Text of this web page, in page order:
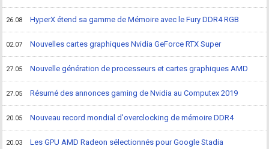
26.08 HyperX étend sa gamme de Mémoire avec le Fury DDR4 RGB
02.07 Nouvelles cartes graphiques Nvidia GeForce RTX Super
27.05 Nouvelle génération de processeurs et cartes graphiques AMD
27.05 Résumé des annonces gaming de Nvidia au Computex 2019
20.05 Nouveau record mondial d'overclocking de mémoire DDR4
20.03 Les GPU AMD Radeon sélectionnés pour Google Stadia